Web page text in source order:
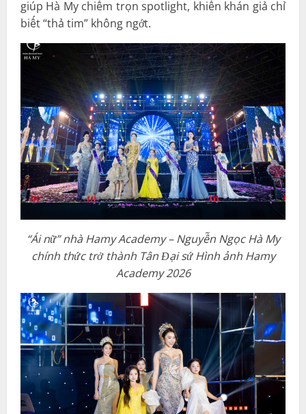
giúp Hà My chiếm trọn spotlight, khiến khán giả chỉ
biết “thả tim” không ngớt.
“Ái nữ” nhà Hamy Academy – Nguyễn Ngọc Hà My
chính thức trở thành Tân Đại sứ Hình ảnh Hamy
Academy 2026